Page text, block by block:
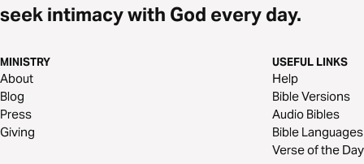
seek intimacy with God every day.
MINISTRY
About
Blog
Press
Giving
USEFUL LINKS
Help
Bible Versions
Audio Bibles
Bible Languages
Verse of the Day